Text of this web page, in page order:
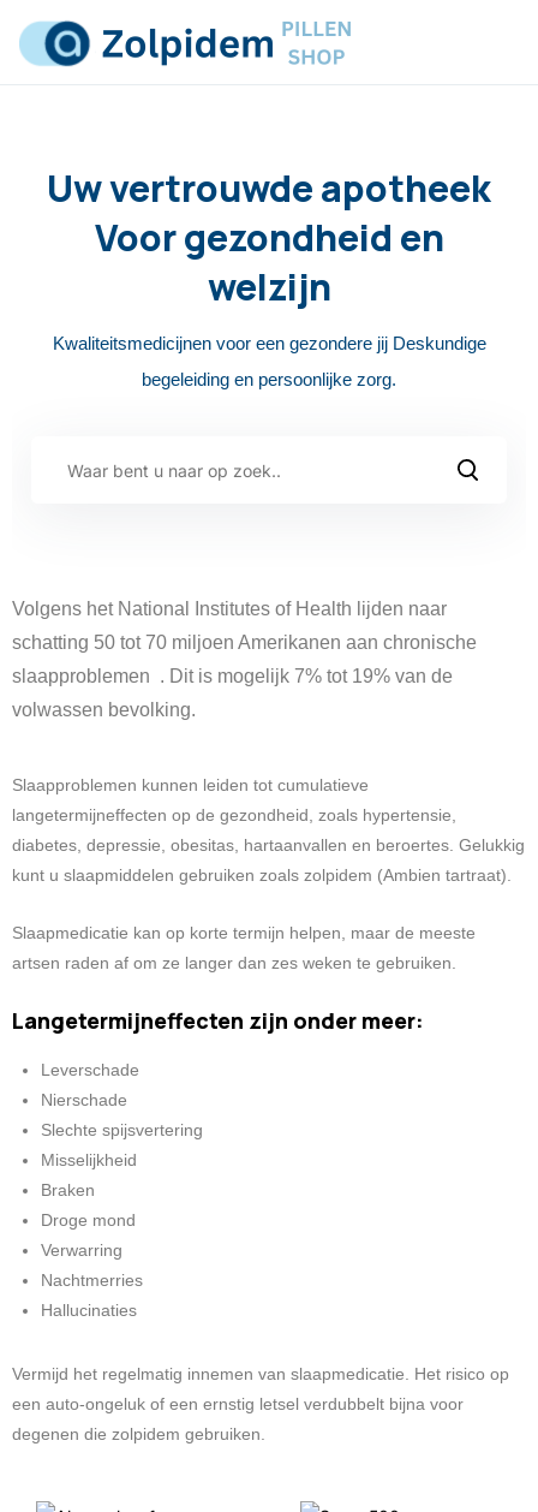
Uw vertrouwde apotheek
Voor gezondheid en
welzijn
Kwaliteitsmedicijnen voor een gezondere jijDeskundige
begeleiding en persoonlijke zorg.
Volgens het National Institutes of Health lijden naar
schatting 50 tot 70 miljoen Amerikanen aan chronische
slaapproblemen . Dit is mogelijk 7% tot 19% van de
volwassen bevolking.
Slaapproblemen kunnen leiden tot cumulatieve
langetermijneffecten op de gezondheid, zoals hypertensie,
diabetes, depressie, obesitas, hartaanvallen en beroertes. Gelukkig
kunt u slaapmiddelen gebruiken zoals zolpidem (Ambien tartraat).
Slaapmedicatie kan op korte termijn helpen, maar de meeste
artsen raden af ​​om ze langer dan zes weken te gebruiken.
Langetermijneffecten zijn onder meer:
Leverschade
Nierschade
Slechte spijsvertering
Misselijkheid
Braken
Droge mond
Verwarring
Nachtmerries
Hallucinaties
Vermijd het regelmatig innemen van slaapmedicatie. Het risico op
een auto-ongeluk of een ernstig letsel verdubbelt bijna voor
degenen die zolpidem gebruiken.